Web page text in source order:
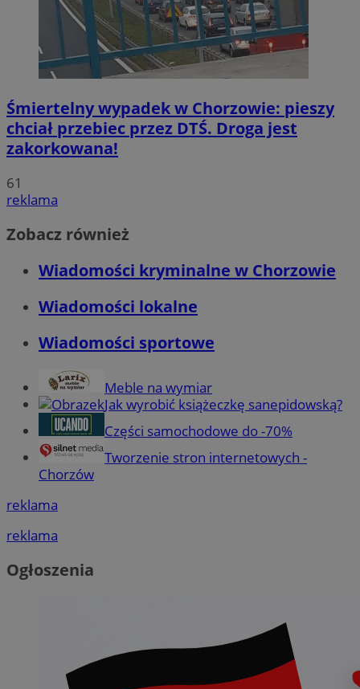
Śmiertelny wypadek w Chorzowie: pieszy
chciał przebiec przez DTŚ. Droga jest
zakorkowana!
61
reklama
Zobacz również
Wiadomości kryminalne w Chorzowie
Wiadomości lokalne
Wiadomości sportowe
Meble na wymiar
Jak wyrobić książeczkę sanepidowską?
Części samochodowe do -70%
Tworzenie stron internetowych -
Chorzów
reklama
reklama
Ogłoszenia